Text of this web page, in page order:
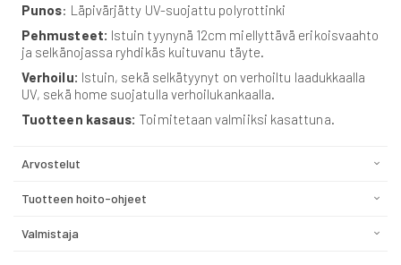
Punos: Läpivärjätty UV-suojattu polyrottinki
Pehmusteet: Istuin tyynynä 12cm miellyttävä erikoisvaahto
ja selkänojassa ryhdikäs kuituvanu täyte.
Verhoilu: Istuin, sekä selkätyynyt on verhoiltu laadukkaalla
UV, sekä home suojatulla verhoilukankaalla.
Tuotteen kasaus: Toimitetaan valmiiksi kasattuna.
Arvostelut
Tuotteen hoito-ohjeet
Valmistaja